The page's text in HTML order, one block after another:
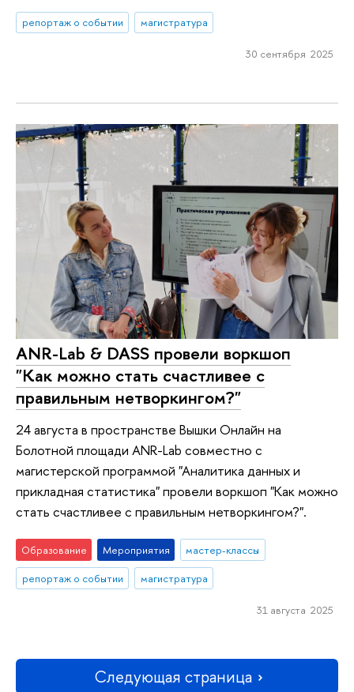
репортаж о событии магистратура
30 сентября 2025
ANR-Lab & DASS провели воркшоп
"Как можно стать счастливее с
правильным нетворкингом?"
24 августа в пространстве Вышки Онлайн на
Болотной площади ANR-Lab совместно с
магистерской программой "Аналитика данных и
прикладная статистика" провели воркшоп "Как можно
стать счастливее с правильным нетворкингом?".
Образование Мероприятия
мастер-классы
репортаж о событии
магистратура
31 августа 2025
Следующая страница